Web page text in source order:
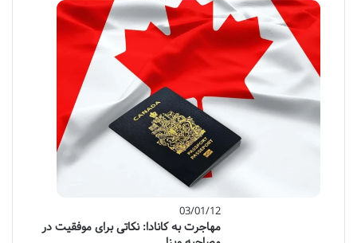
03/01/12
مهاجرت به کانادا: نکاتی برای موفقیت در